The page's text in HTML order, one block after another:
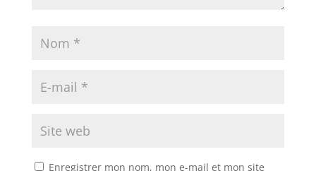
Enregistrer mon nom, mon e-mail et mon site